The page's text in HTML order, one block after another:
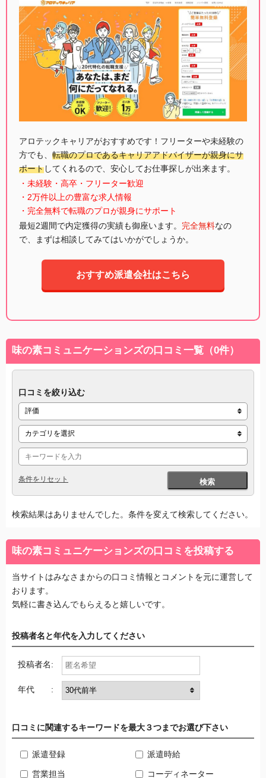
アロテックキャリアがおすすめです！フリーターや未経験の
方でも、 転職のプロであるキャリアアドバイザーが親身にサ
ポートしてくれるので、安心してお仕事探しが出来ます。
・未経験・高卒・フリーター歓迎
・2万件以上の豊富な求人情報
・完全無料で転職のプロが親身にサポート
最短2週間で内定獲得の実績も御座います。 完全無料なの
で、まずは相談してみてはいかがでしょうか。
おすすめ派遣会社はこちら
味の素コミュニケーションズの口コミ一覧（0件）
口コミを絞り込む
検索
条件をリセット
検索結果はありませんでした。条件を変えて検索してください。
味の素コミュニケーションズの口コミを投稿する
当サイトはみなさまからの口コミ情報とコメントを元に運営して
おります。
気軽に書き込んでもらえると嬉しいです。
投稿者名と年代を入力してください
投稿者名:
年代 :
口コミに関連するキーワードを最大３つまでお選び下さい
派遣登録 派遣時給
営業担当 コーディネーター